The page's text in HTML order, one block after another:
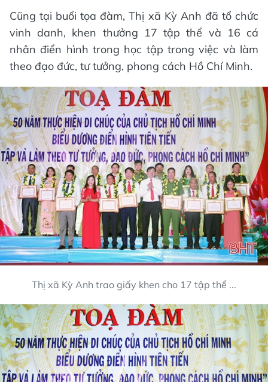
Cũng tại buổi tọa đàm, Thị xã Kỳ Anh đã tổ chức
vinh danh, khen thưởng 17 tập thể và 16 cá
nhân điển hình trong học tập trong việc và làm
theo đạo đức, tư tưởng, phong cách Hồ Chí Minh.
Thị xã Kỳ Anh trao giấy khen cho 17 tập thể ...